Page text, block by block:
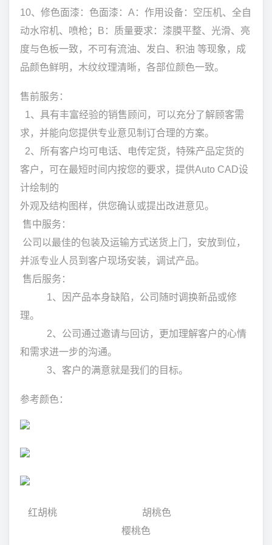
10、修色面漆：色面漆：A：作用设备：空压机、全自
动水帘机、喷枪；B：质量要求：漆膜平整、光滑、亮
度与色板一致，不可有流油、发白、积油 等现象，成
品颜色鲜明，木纹纹理清晰，各部位颜色一致。
售前服务：
1、具有丰富经验的销售顾问，可以充分了解顾客需
求，并能向您提供专业意见制订合理的方案。
2、所有客户均可电话、电传定货，特殊产品定货的
客户，可在最短时间内按您的要求，提供Auto CAD设
计绘制的
外观及结构图样，供您确认或提出改进意见。
售中服务：
公司以最佳的包装及运输方式送货上门，安放到位，
并派专业人员到客户现场安装，调试产品。
售后服务：
1、因产品本身缺陷，公司随时调换新品或修
理。
2、公司通过邀请与回访，更加理解客户的心情
和需求进一步的沟通。
3、客户的满意就是我们的目标。
参考颜色：
红胡桃 胡桃色
樱桃色